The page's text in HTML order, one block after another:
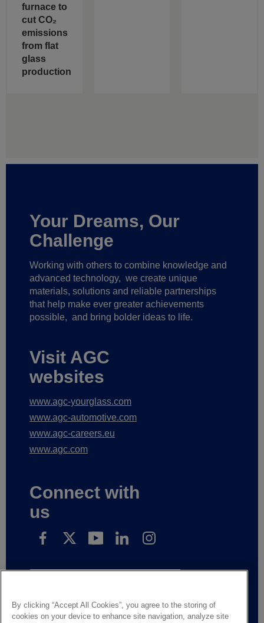
furnace to
cut CO₂
emissions
from flat
glass
production
Your Dreams, Our
Challenge
Working with others to combine knowledge and
advanced technology, we create unique
materials, solutions and reliable partnerships
that help make ever greater achievements
possible, and bring bolder ideas to life.
Visit AGC
websites
www.agc-yourglass.com
www.agc-automotive.com
www.agc-careers.eu
www.agc.com
Connect with
us
By clicking “Accept All Cookies”, you agree to the storing of
cookies on your device to enhance site navigation, analyze site